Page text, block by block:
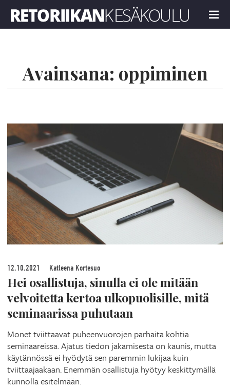
MENU
Avainsana: oppiminen
12.10.2021 Katleena Kortesuo
Hei osallistuja, sinulla ei ole mitään
velvoitetta kertoa ulkopuolisille, mitä
seminaarissa puhutaan
Monet tviittaavat puheenvuorojen parhaita kohtia
seminaareissa. Ajatus tiedon jakamisesta on kaunis, mutta
käytännössä ei hyödytä sen paremmin lukijaa kuin
tviittaajaakaan. Enemmän osallistuja hyötyy keskittymällä
kunnolla esitelmään.